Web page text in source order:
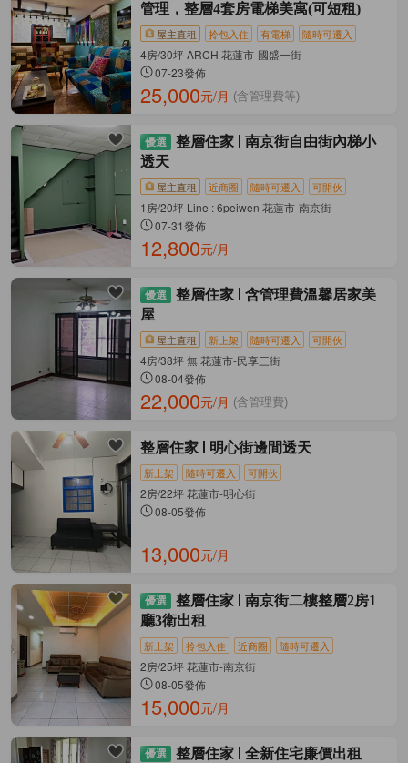
管理，整層4套房電梯美寓(可短租)
屋主直租 拎包入住 有電梯 隨時可遷入
4房/30坪 ARCH 花蓮市-國盛一街
07-23發佈
25,000元/月 (含管理費等)
整層住家
南京街自由街內梯小
透天
屋主直租 近商圈 隨時可遷入 可開伙
1房/20坪 Line : 6peiwen 花蓮市-南京街
07-31發佈
12,800元/月
整層住家
含管理費溫馨居家美
屋
屋主直租 新上架 隨時可遷入 可開伙
4房/38坪 無 花蓮市-民享三街
08-04發佈
22,000元/月 (含管理費)
整層住家 明心街邊間透天
新上架 隨時可遷入 可開伙
2房/22坪 花蓮市-明心街
08-05發佈
13,000元/月
整層住家
南京街二樓整層2房1
廳3衛出租
新上架 拎包入住 近商圈 隨時可遷入
2房/25坪 花蓮市-南京街
08-05發佈
15,000元/月
整層住家 全新住宅廉價出租